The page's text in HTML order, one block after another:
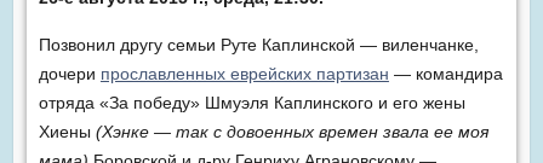
Позвонил другу семьи Руте Каплинской — виленчанке,
дочери прославленных еврейских партизан — командира
отряда «За победу» Шмуэля Каплинского и его жены
Хиены (Хэнке — так с довоенных времен звала ее моя